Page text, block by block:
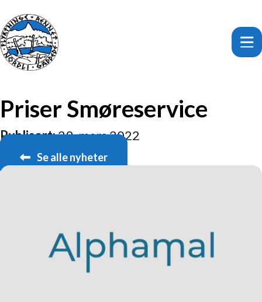
Priser Smøreservice
Publisert:29. mars 2022
Se alle nyheter